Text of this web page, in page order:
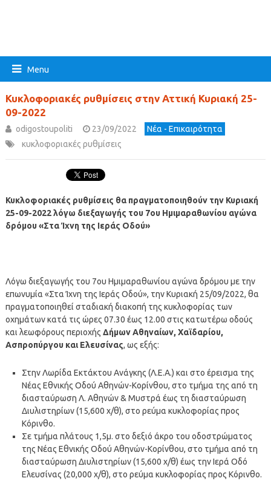
Menu
Κυκλοφοριακές ρυθμίσεις στην Αττική Κυριακή 25-
09-2022
odigostoupoliti 23/09/2022
Νέα - Επικαιρότητα
κυκλοφοριακές ρυθμίσεις
Κυκλοφοριακές ρυθμίσεις θα πραγματοποιηθούν την Κυριακή
25-09-2022 λόγω διεξαγωγής του 7ου Ημιμαραθωνίου αγώνα
δρόμου «Στα Ίχνη της Ιεράς Οδού»
Λόγω διεξαγωγής του 7ου Ημιμαραθωνίου αγώνα δρόμου με την
επωνυμία «Στα Ίχνη της Ιεράς Οδού», την Κυριακή 25/09/2022, θα
πραγματοποιηθεί σταδιακή διακοπή της κυκλοφορίας των
οχημάτων κατά τις ώρες 07.30 έως 12.00 στις κατωτέρω οδούς
και λεωφόρους περιοχής Δήμων Αθηναίων, Χαϊδαρίου,
Ασπροπύργου και Ελευσίνας, ως εξής:
Στην Λωρίδα Εκτάκτου Ανάγκης (Λ.Ε.Α.) και στο έρεισμα της
Νέας Εθνικής Οδού Αθηνών-Κορίνθου, στο τμήμα της από τη
διασταύρωση Λ. Αθηνών & Μυστρά έως τη διασταύρωση
Διυλιστηρίων (15,600 χ/θ), στο ρεύμα κυκλοφορίας προς
Κόρινθο.
Σε τμήμα πλάτους 1,5μ. στο δεξιό άκρο του οδοστρώματος
της Νέας Εθνικής Οδού Αθηνών-Κορίνθου, στο τμήμα από τη
διασταύρωση Διυλιστηρίων (15,600 χ/θ) έως την Ιερά Οδό
Ελευσίνας (20,000 χ/θ), στο ρεύμα κυκλοφορίας προς Κόρινθο.